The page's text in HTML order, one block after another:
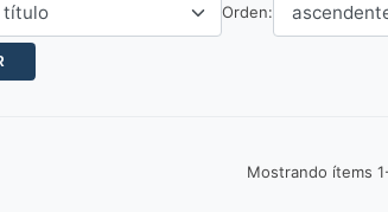
Orden:
Mostrando ítems